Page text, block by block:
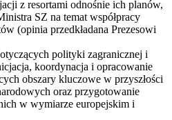
z resortami odnośnie ich planów,
SZ na temat współpracy
(opinia przedkładana Prezesowi
polityki zagranicznej i
koordynacja i opracowanie
obszary kluczowe w przyszłości
oraz przygotowanie
w wymiarze europejskim i